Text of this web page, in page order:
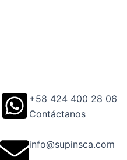
+58 424 400 28 06
Contáctanos
info@supinsca.com